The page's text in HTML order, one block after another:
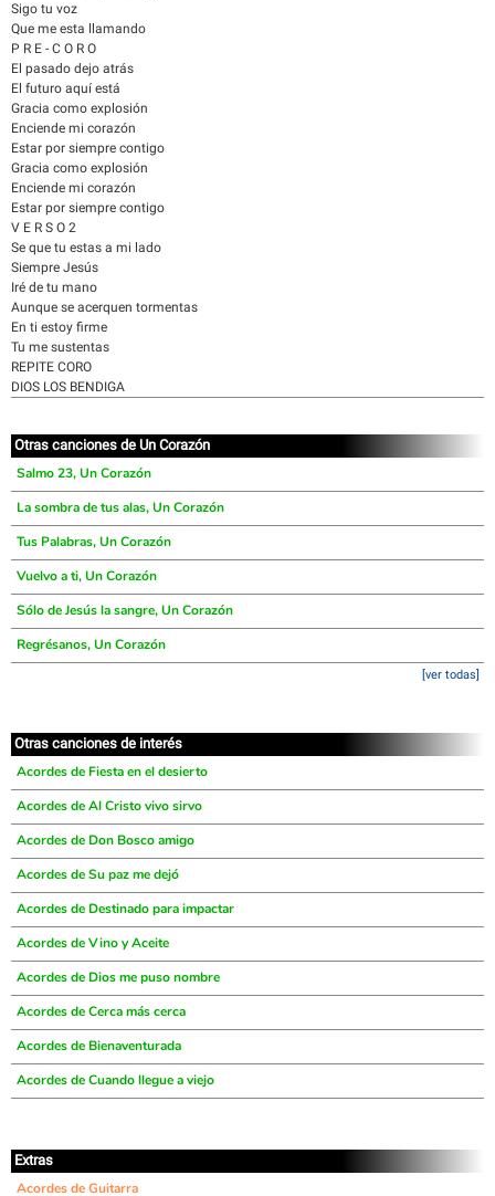
Sigo tu voz
Que me esta llamando
P R E - C O R O
El pasado dejo atrás
El futuro aquí está
Gracia como explosión
Enciende mi corazón
Estar por siempre contigo
Gracia como explosión
Enciende mi corazón
Estar por siempre contigo
V E R S O 2
Se que tu estas a mi lado
Siempre Jesús
Iré de tu mano
Aunque se acerquen tormentas
En ti estoy firme
Tu me sustentas
REPITE CORO
DIOS LOS BENDIGA
Otras canciones de Un Corazón
Salmo 23, Un Corazón
La sombra de tus alas, Un Corazón
Tus Palabras, Un Corazón
Vuelvo a ti, Un Corazón
Sólo de Jesús la sangre, Un Corazón
Regrésanos, Un Corazón
[ver todas]
Otras canciones de interés
Acordes de Fiesta en el desierto
Acordes de Al Cristo vivo sirvo
Acordes de Don Bosco amigo
Acordes de Su paz me dejó
Acordes de Destinado para impactar
Acordes de Vino y Aceite
Acordes de Dios me puso nombre
Acordes de Cerca más cerca
Acordes de Bienaventurada
Acordes de Cuando llegue a viejo
Extras
Acordes de Guitarra